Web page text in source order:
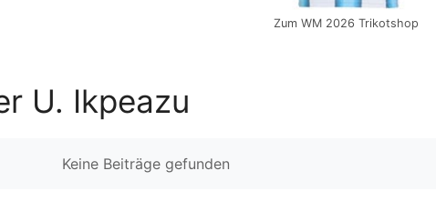
Zum WM 2026 Trikotshop
U. Ikpeazu
Keine Beiträge gefunden